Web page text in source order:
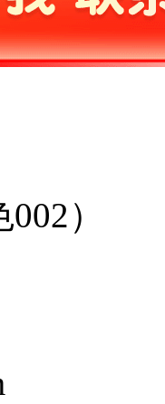
）